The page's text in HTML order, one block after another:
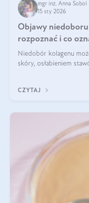
mgr inż. Anna Sobol
15 sty 2026
Objawy
rozpoznać i co
Niedobór kolagenu
skóry, osłabieniem
osłabienie włosów.
CZYTAJ